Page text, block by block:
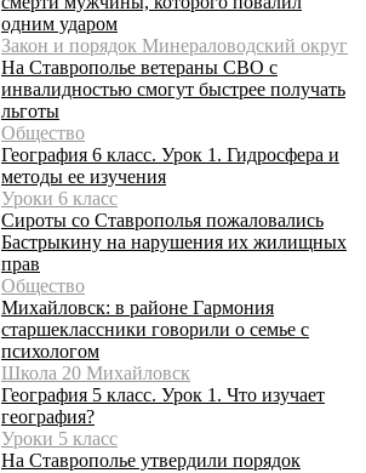
одним ударом
Закон и порядок Минераловодский округ
На Ставрополье ветераны СВО с
инвалидностью смогут быстрее получать
льготы
Общество
География 6 класс. Урок 1. Гидросфера и
методы ее изучения
Уроки 6 класс
Сироты со Ставрополья пожаловались
Бастрыкину на нарушения их жилищных
прав
Общество
Михайловск: в районе Гармония
старшеклассники говорили о семье с
психологом
Школа 20 Михайловск
География 5 класс. Урок 1. Что изучает
география?
Уроки 5 класс
На Ставрополье утвердили порядок